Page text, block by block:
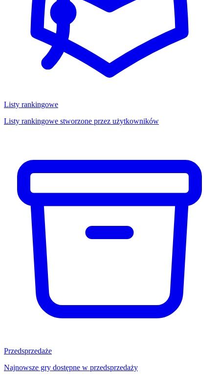
Listy rankingowe
Listy rankingowe stworzone przez użytkowników
Przedsprzedaże
Najnowsze gry dostępne w przedsprzedaży